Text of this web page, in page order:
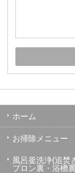
ホーム
お掃除メニュー
風呂釜洗浄(
プロン裏・浴槽